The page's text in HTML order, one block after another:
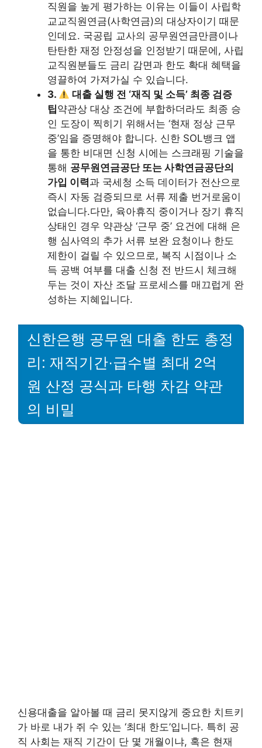
직원을 높게 평가하는 이유는 이들이 사립학
교교직원연금(사학연금)의 대상자이기 때문
인데요. 국공립 교사의 공무원연금만큼이나
탄탄한 재정 안정성을 인정받기 때문에, 사립
교직원분들도 금리 감면과 한도 확대 혜택을
영끌하여 가져가실 수 있습니다.
3.
대출 실행 전 ‘재직 및 소득’ 최종 검증
팁약관상 대상 조건에 부합하더라도 최종 승
인 도장이 찍히기 위해서는 ‘현재 정상 근무
중’임을 증명해야 합니다. 신한 SOL뱅크 앱
을 통한 비대면 신청 시에는 스크래핑 기술을
통해 공무원연금공단 또는 사학연금공단의
가입 이력과 국세청 소득 데이터가 전산으로
즉시 자동 검증되므로 서류 제출 번거로움이
없습니다.다만, 육아휴직 중이거나 장기 휴직
상태인 경우 약관상 ‘근무 중’ 요건에 대해 은
행 심사역의 추가 서류 보완 요청이나 한도
제한이 걸릴 수 있으므로, 복직 시점이나 소
득 공백 여부를 대출 신청 전 반드시 체크해
두는 것이 자산 조달 프로세스를 매끄럽게 완
성하는 지혜입니다.
신한은행 공무원 대출 한도 총정
리: 재직기간·급수별 최대 2억
원 산정 공식과 타행 차감 약관
의 비밀
신용대출을 알아볼 때 금리 못지않게 중요한 치트키
가 바로 내가 쥐 수 있는 ‘최대 한도’입니다. 특히 공
직 사회는 재직 기간이 단 몇 개월이냐, 혹은 현재